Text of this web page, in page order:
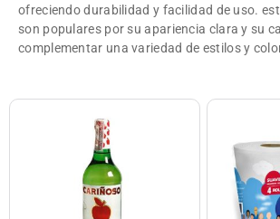
ofreciendo durabilidad y facilidad de uso.
son populares por su apariencia clara y su
complementar una variedad de estilos y